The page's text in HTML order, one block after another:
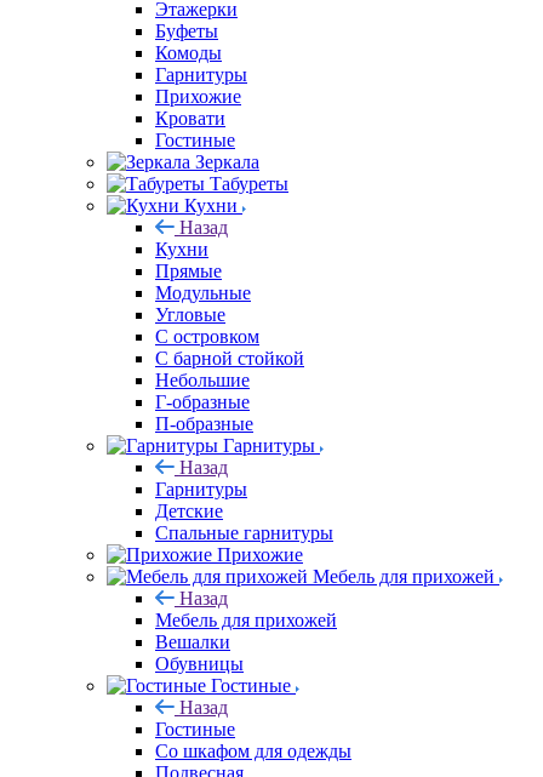
Этажерки
Буфеты
Комоды
Гарнитуры
Прихожие
Кровати
Гостиные
Зеркала
Табуреты
Кухни
Назад
Кухни
Прямые
Модульные
Угловые
С островком
С барной стойкой
Небольшие
Г-образные
П-образные
Гарнитуры
Назад
Гарнитуры
Детские
Спальные гарнитуры
Прихожие
Мебель для прихожей
Назад
Мебель для прихожей
Вешалки
Обувницы
Гостиные
Назад
Гостиные
Со шкафом для одежды
Подвесная